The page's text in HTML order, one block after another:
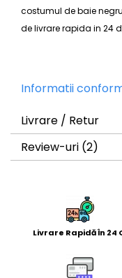
costumul de baie
de livrare rapida in 24
Informatii
Livrare / Retur
Review-uri (2)
Livrare Rapidă În 24